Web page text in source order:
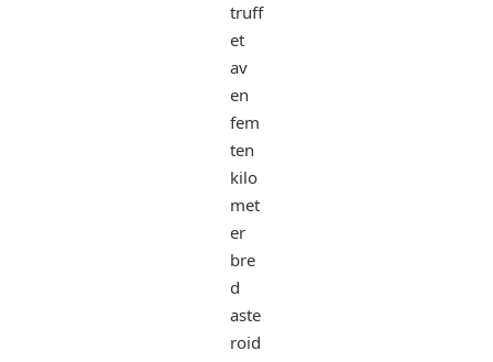
truff
et
av
en
fem
ten
kilo
met
er
bre
d
aste
roid